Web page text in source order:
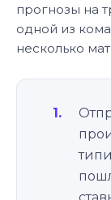
прогнозы на
одной из
несколько